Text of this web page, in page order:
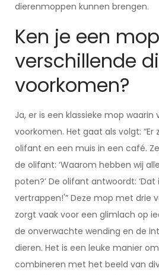
dierenmoppen kunnen brengen.
Ken je een
verschillende
voorkomen?
Ja, er is een klassieke mop waarin
voorkomen. Het gaat als volgt:
olifant en een muis in een café.
de olifant: ‘Waarom hebben wij
poten?’ De olifant antwoordt:
vertrappen!'” Deze mop met drie
zorgt vaak voor een glimlach op
de onverwachte wending en de
dieren. Het is een leuke manier
combineren met het beeld van